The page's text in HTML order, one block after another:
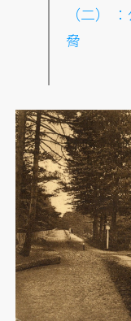
（二）
脅